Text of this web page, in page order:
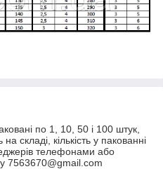
по 1, 10, 50 і 100 штук,
складі, кількість у пакованні
телефонами або
7563670@gmail.com